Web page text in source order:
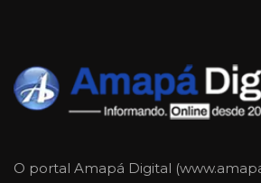
O portal Amapá Digital